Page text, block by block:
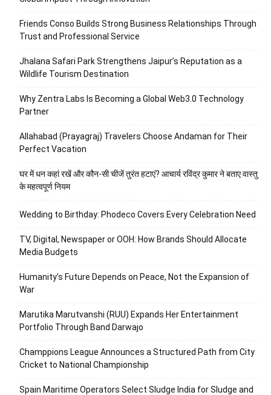
Friends Conso Builds Strong Business Relationships Through
Trust and Professional Service
Jhalana Safari Park Strengthens Jaipur’s Reputation as a
Wildlife Tourism Destination
Why Zentra Labs Is Becoming a Global Web3.0 Technology
Partner
Allahabad (Prayagraj) Travelers Choose Andaman for Their
Perfect Vacation
घर में धन कहां रखें और कौन-सी चीजें तुरंत हटाएं? आचार्य रविंद्र कुमार ने बताए वास्तु
के महत्वपूर्ण नियम
Wedding to Birthday: Phodeco Covers Every Celebration Need
TV, Digital, Newspaper or OOH: How Brands Should Allocate
Media Budgets
Humanity’s Future Depends on Peace, Not the Expansion of
War
Marutika Marutvanshi (RUU) Expands Her Entertainment
Portfolio Through Band Darwajo
Champpions League Announces a Structured Path from City
Cricket to National Championship
Spain Maritime Operators Select Sludge India for Sludge and